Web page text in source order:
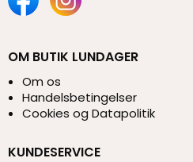
OM BUTIK LUNDAGER
Om os
Handelsbetingelser
Cookies og Datapolitik
KUNDESERVICE